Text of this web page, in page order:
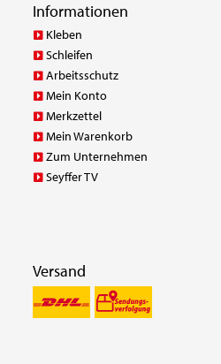
Informationen
Kleben
Schleifen
Arbeitsschutz
Mein Konto
Merkzettel
Mein Warenkorb
Zum Unternehmen
Seyffer TV
Versand